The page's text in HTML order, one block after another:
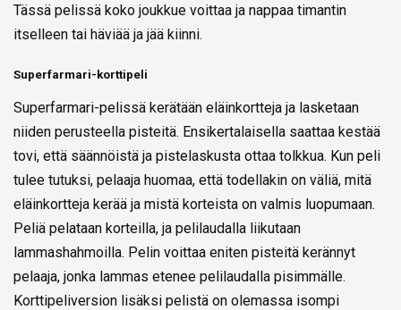
Tässä pelissä koko joukkue voittaa ja nappaa timantin
itselleen tai häviää ja jää kiinni.
Superfarmari-korttipeli
Superfarmari-pelissä kerätään eläinkortteja ja lasketaan
niiden perusteella pisteitä. Ensikertalaisella saattaa kestää
tovi, että säännöistä ja pistelaskusta ottaa tolkkua. Kun peli
tulee tutuksi, pelaaja huomaa, että todellakin on väliä, mitä
eläinkortteja kerää ja mistä korteista on valmis luopumaan.
Peliä pelataan korteilla, ja pelilaudalla liikutaan
lammashahmoilla. Pelin voittaa eniten pisteitä kerännyt
pelaaja, jonka lammas etenee pelilaudalla pisimmälle.
Korttipeliversion lisäksi pelistä on olemassa isompi